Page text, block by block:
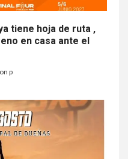
tiene hoja de ruta ,
en casa ante el
p